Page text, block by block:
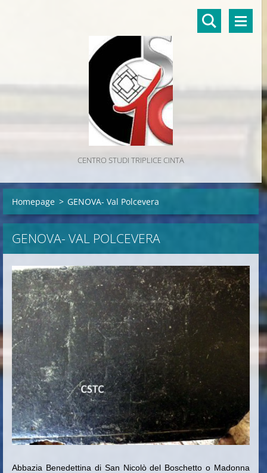
CENTRO STUDI TRIPLICE CINTA
Homepage > GENOVA- Val Polcevera
GENOVA- VAL POLCEVERA
Abbazia Benedettina di San Nicolò del Boschetto o Madonna